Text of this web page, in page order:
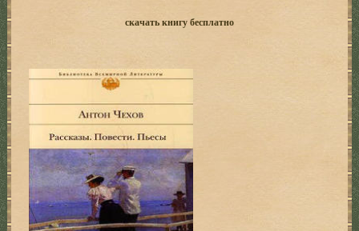
скачать книгу бесплатно